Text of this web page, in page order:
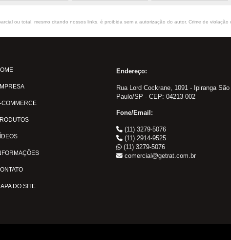
ou total, mesmo citando nossos links, é proibida sem a autorização do autor. Crime de
COMMERCE
DO SITE
Endereço:
Rua Lord Cockrane, 1091 - Ipiranga São
Paulo/SP - CEP: 04213-002
Fone/Email:
(11) 3279-5076
(11) 2914-9525
(11) 3279-5076
comercial@getrat.com.br